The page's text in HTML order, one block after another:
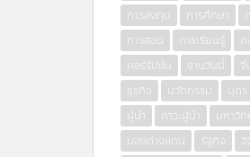
การลงทุน
การศึกษา
การสอน
การเรียนรู้ ค
คอร์รัปชั่น
งานวันนี้ จีน
ธุรกิจ
นวัตกรรม บุตร
ผู้นำ
ภาวะผู้นำ
มหาวิท
มองต่างแดน
รัฐกิจ